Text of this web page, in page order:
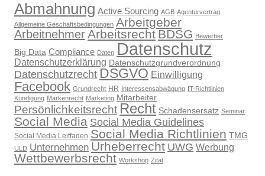
Abmahnung Active Sourcing AGB Agenturvertrag
Allgemeine Geschäftsbedingungen Arbeitgeber
ArbeitnehmerArbeitsrecht BDSG Bewerber
Big Data Compliance Daten Datenschutz
Datenschutzerklärung Datenschutzgrundverordnung
Datenschutzrecht DSGVO Einwilligung
Facebook Grundrecht HR Interessensabwägung IT-Richtlinien
Kündigung Markenrecht Marketing Mitarbeiter
Persönlichkeitsrecht Recht Schadensersatz Seminar
Social Media Social Media Guidelines
Social Media Leitfaden Social Media Richtlinien TMG
ULD Unternehmen Urheberrecht UWG Werbung
Wettbewerbsrecht Workshop Zitat